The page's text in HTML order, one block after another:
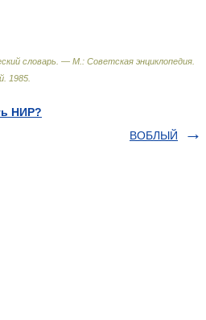
словарь. — М.: Советская энциклопедия
1985
НИР?
ВОБЛЫЙ